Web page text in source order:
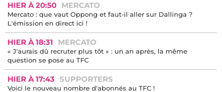
HIER À 20:50 MERCATO
Mercato : que vaut Oppong et faut-il aller sur Dallinga ?
L'émission en direct ici !
HIER À 18:31 MERCATO
« J'aurais dû recruter plus tôt » : un an après, la même
question se pose au TFC
HIER À 17:43 SUPPORTERS
Voici le nouveau nombre d'abonnés au TFC !